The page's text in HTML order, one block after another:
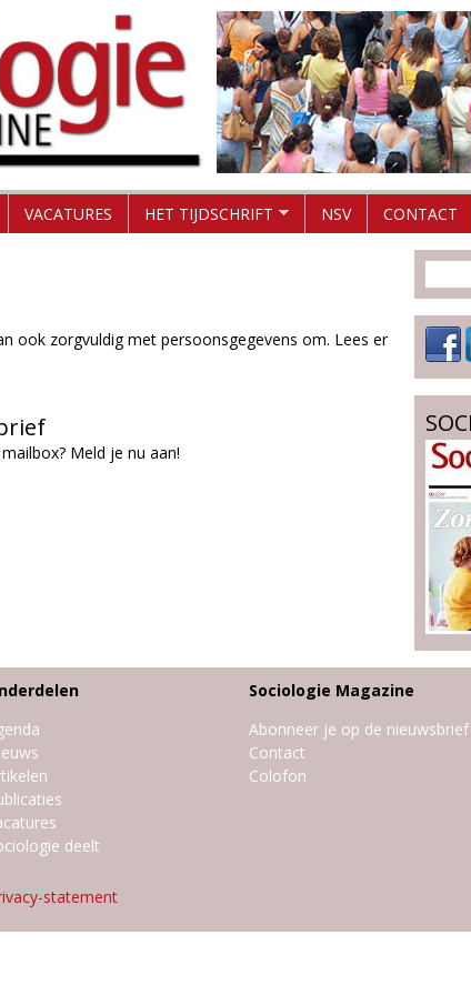
Overslaan
en
naar
de
gaan
VACATURES HET TIJDSCHRIFT NSV CONTACT
ook zorgvuldig met persoonsgegevens om. Lees er
Meld je nu aan!
deelt
Sociologie Magazine
Abonneer je op de nieuwsbrief
Contact
Colofon
statement